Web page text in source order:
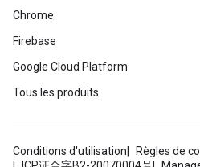
Chrome
Firebase
Google Cloud Platform
Tous les produits
Conditions d'utilisation
Règles de